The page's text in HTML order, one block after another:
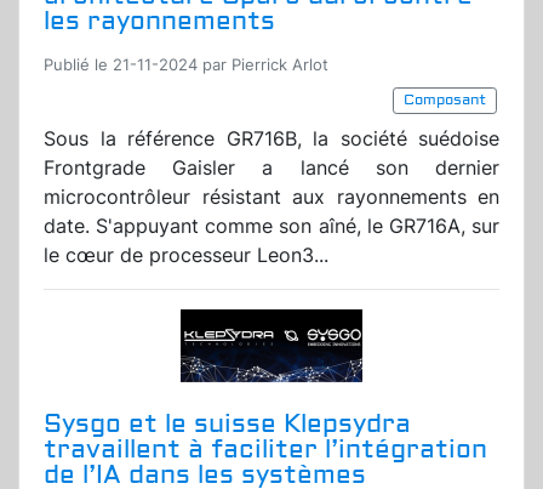
les rayonnements
Publié le 21-11-2024 par Pierrick Arlot
Composant
Sous la référence GR716B, la société suédoise
Frontgrade Gaisler a lancé son dernier
microcontrôleur résistant aux rayonnements en
date. S'appuyant comme son aîné, le GR716A, sur
le cœur de processeur Leon3...
Sysgo et le suisse Klepsydra
travaillent à faciliter l’intégration
de l’IA dans les systèmes